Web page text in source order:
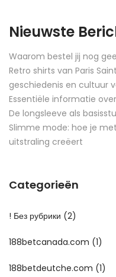
Nieuwste
Waarom bestel jij nog
Retro shirts van Paris
geschiedenis en cultuur
Essentiële informatie
De longsleeve als
Slimme mode: hoe je
uitstraling creëert
Categorieën
! Без рубрики (2)
188betcanada.com (1)
188betdeutche.com (1)